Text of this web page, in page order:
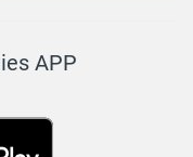
APP